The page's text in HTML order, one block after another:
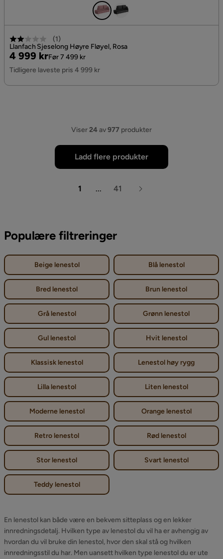
(1)
Llanfach Sjeselong Høyre Fløyel, Rosa
Pris
4 999 kr
Original
Pris
Før 7 499 kr
Tidligere laveste pris 4 999 kr
Viser24av977 produkter
Ladd flere produkter
1 ... 41
Populære filtreringer
Beige lenestol Blå lenestol
Bred lenestol Brun lenestol
Grå lenestol Grønn lenestol
Gul lenestol Hvit lenestol
Klassisk lenestol Lenestol høy rygg
Lilla lenestol Liten lenestol
Moderne lenestol Orange lenestol
Retro lenestol Rød lenestol
Stor lenestol Svart lenestol
Teddy lenestol
En lenestol kan både være en bekvem sitteplass og en lekker
innredningsdetalj. Hvilken type av lenestol du vil ha er avhengig av
hvordan du vil bruke din lenestol, hvor den skal stå og hvilken
innredningsstil du har. Men uansett hvilken type lenestol du er ute